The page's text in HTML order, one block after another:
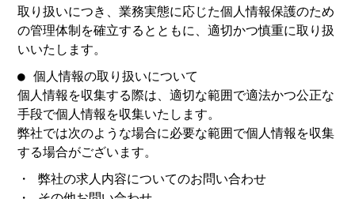
取り扱いにつき、業務実態に応じた個人情報保護のため
の管理体制を確立するとともに、適切かつ慎重に取り扱
いいたします。
● 個人情報の取り扱いについて
個人情報を収集する際は、適切な範囲で適法かつ公正な
手段で個人情報を収集いたします。
弊社では次のような場合に必要な範囲で個人情報を収集
する場合がございます。
・ 弊社の求人内容についてのお問い合わせ